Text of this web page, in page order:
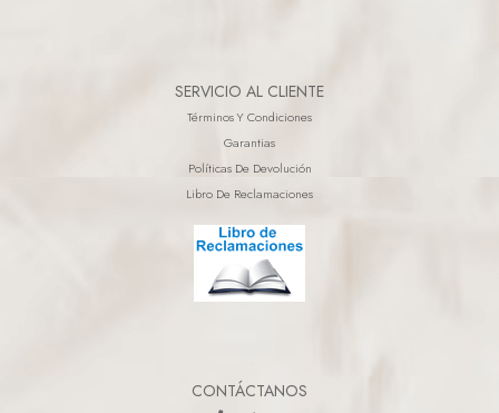
SERVICIO AL CLIENTE
Términos Y Condiciones
Garantias
Políticas De Devolución
Libro De Reclamaciones
CONTÁCTANOS